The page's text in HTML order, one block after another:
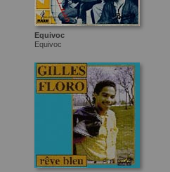
Equivoc
Equivoc